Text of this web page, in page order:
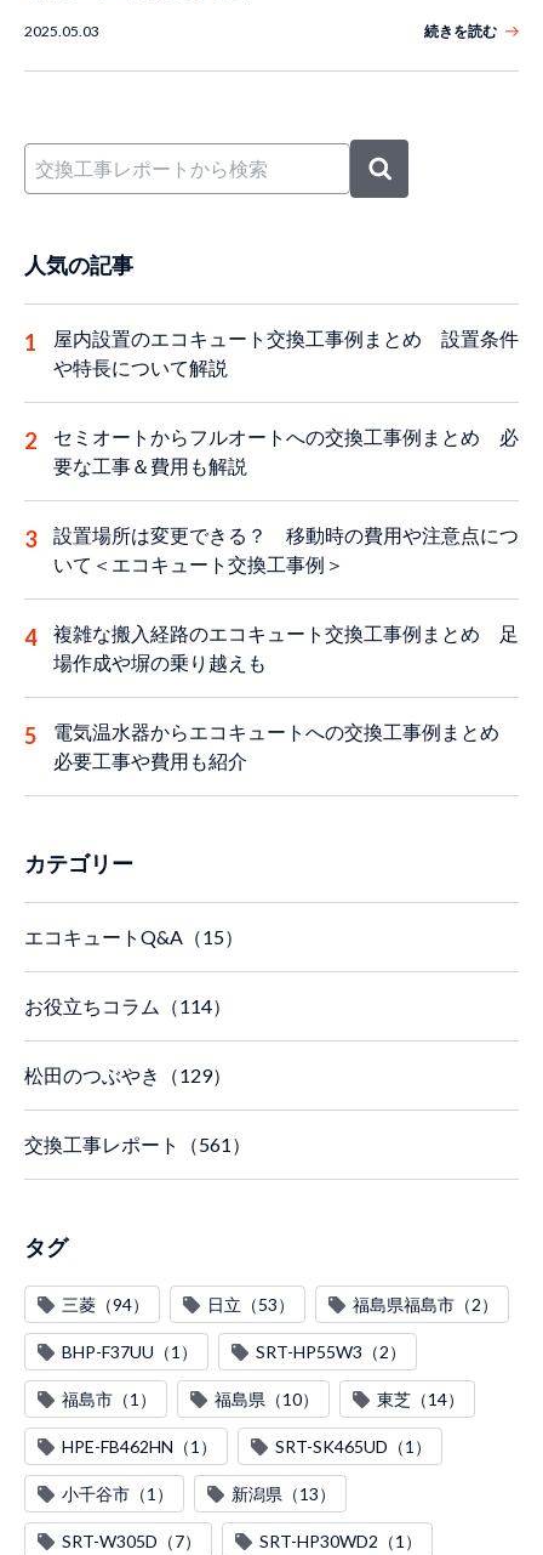
2025.05.03 続きを読む
人気の記事
屋内設置のエコキュート交換工事例まとめ 設置条件
や特長について解説
セミオートからフルオートへの交換工事例まとめ 必
要な工事＆費用も解説
設置場所は変更できる？ 移動時の費用や注意点につ
いて＜エコキュート交換工事例＞
複雑な搬入経路のエコキュート交換工事例まとめ 足
場作成や塀の乗り越えも
電気温水器からエコキュートへの交換工事例まとめ
必要工事や費用も紹介
カテゴリー
エコキュートQ&A（15）
お役立ちコラム（114）
松田のつぶやき（129）
交換工事レポート（561）
タグ
三菱（94） 日立（53） 福島県福島市（2）
BHP-F37UU（1） SRT-HP55W3（2）
福島市（1） 福島県（10） 東芝（14）
HPE-FB462HN（1） SRT-SK465UD（1）
小千谷市（1） 新潟県（13）
SRT-W305D（7） SRT-HP30WD2（1）